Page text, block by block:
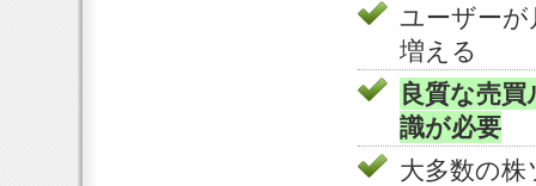
ユーザー
増える
良質な売
識が必要
大多数の